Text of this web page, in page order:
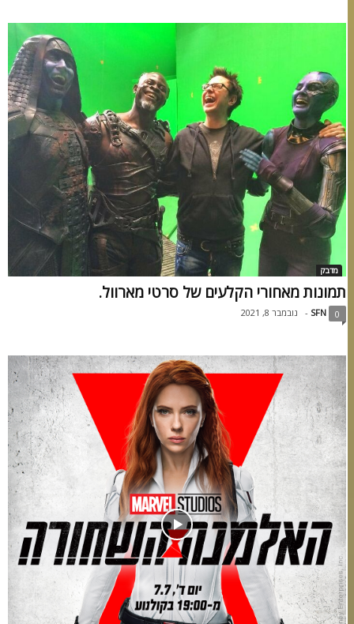
מדבק
תמונות מאחורי הקלעים של סרטי מארוול.
SFN נובמבר 8, 2021 0